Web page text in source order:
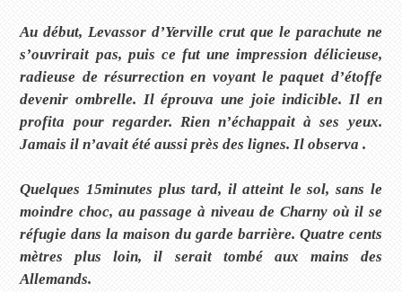
Au début, Levassor d’Yerville crut que le parachute ne
s’ouvrirait pas, puis ce fut une impression délicieuse,
radieuse de résurrection en voyant le paquet d’étoffe
devenir ombrelle. Il éprouva une joie indicible. Il en
profita pour regarder. Rien n’échappait à ses yeux.
Jamais il n’avait été aussi près des lignes. Il observa .
Quelques 15minutes plus tard, il atteint le sol, sans le
moindre choc, au passage à niveau de Charny où il se
réfugie dans la maison du garde barrière. Quatre cents
mètres plus loin, il serait tombé aux mains des
Allemands.